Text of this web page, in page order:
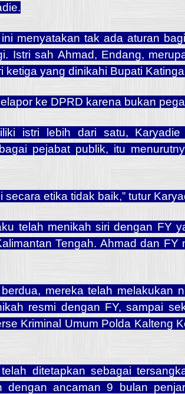
menyatakan tak ada aturan
Istri sah Ahmad, Endang,
ketiga yang dinikahi Bupati
ke DPRD karena bukan
istri lebih dari satu,
pejabat publik, itu
secara etika tidak baik,” tutur
telah menikah siri dengan FY
Tengah. Ahmad dan FY
mereka telah melakukan
resmi dengan FY, sampai
Kriminal Umum Polda Kalteng
ditetapkan sebagai
dengan ancaman 9 bulan